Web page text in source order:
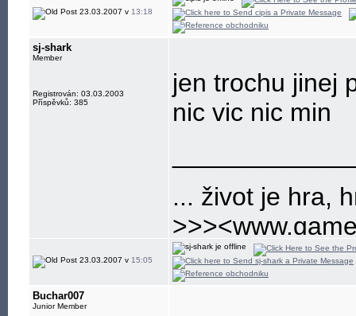
23.03.2007 v 13:18
sj-shark
Member
Registrován: 03.03.2003
Příspěvků: 385
jen trochu jinej
nic vic nic min
... život je hra,
nejlepsi a
23.03.2007 v 15:05
Buchar007
Junior Member